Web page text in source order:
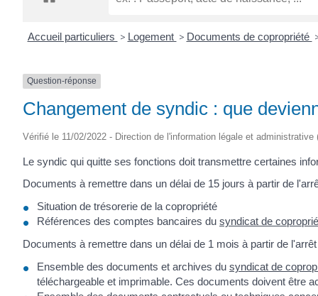
Accueil particuliers > Logement > Documents de copropriété
Question-réponse
Changement de syndic : que
Vérifié le 11/02/2022 - Direction de l'information légale et administrative
Le syndic qui quitte ses fonctions doit transmettre certaines
Documents à remettre dans un délai de 15 jours à partir de
Situation de trésorerie de la copropriété
Références des comptes bancaires du syndicat de
Documents à remettre dans un délai de 1 mois à partir de
Ensemble des documents et archives du syndicat de
téléchargeable et imprimable. Ces documents doivent être